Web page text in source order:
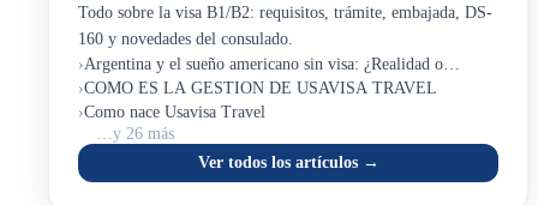
Todo sobre la visa B1/B2: requisitos, trámite, embajada, DS-
160 y novedades del consulado.
›Argentina y el sueño americano sin visa: ¿Realidad o
espejismo?
›COMO ES LA GESTION DE USAVISA TRAVEL
›Como nace Usavisa Travel
…y 26 más
Ver todos los artículos →